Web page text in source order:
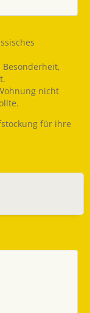
nicht
für ihre